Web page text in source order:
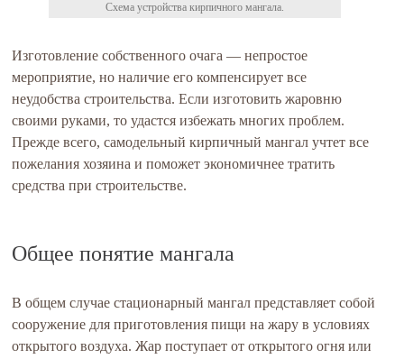
Схема устройства кирпичного мангала.
Изготовление собственного очага — непростое
мероприятие, но наличие его компенсирует все
неудобства строительства. Если изготовить жаровню
своими руками, то удастся избежать многих проблем.
Прежде всего, самодельный кирпичный мангал учтет все
пожелания хозяина и поможет экономичнее тратить
средства при строительстве.
Общее понятие мангала
В общем случае стационарный мангал представляет собой
сооружение для приготовления пищи на жару в условиях
открытого воздуха. Жар поступает от открытого огня или